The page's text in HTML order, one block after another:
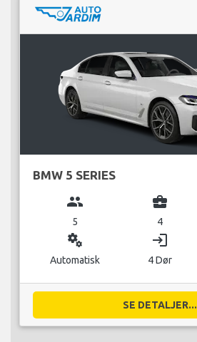
BMW 5 SERIES
group
5
business_center
4
miscellaneous_services
Automatisk
login
4 Dør
SE DETALJER...